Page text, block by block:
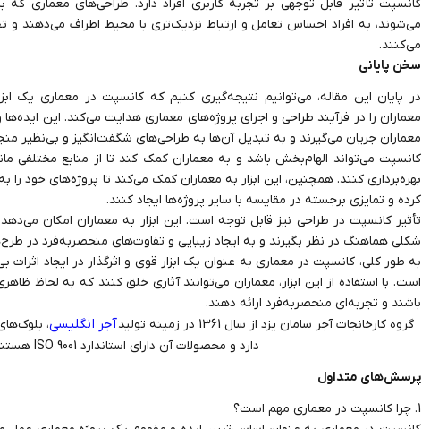
کانسپت تأثیر قابل توجهی بر تجربه کاربری افراد دارد. طراحی‌های معماری
می‌شوند، به افراد احساس تعامل و ارتباط نزدیک‌تری با محیط اطراف می‌دهند و
می‌کنند.
سخن پایانی
در پایان این مقاله، می‌توانیم نتیجه‌گیری کنیم که کانسپت در معماری یک
معماران را در فرآیند طراحی و اجرای پروژه‌های معماری هدایت می‌کند. این
معماران جریان می‌گیرند و به تبدیل آن‌ها به طراحی‌های شگفت‌انگیز و بی‌نظیر
کانسپت می‌تواند الهام‌بخش باشد و به معماران کمک کند تا از منابع مختلفی
بهره‌برداری کنند. همچنین، این ابزار به معماران کمک می‌کند تا پروژه‌های خود
کرده و تمایزی برجسته در مقایسه با سایر پروژه‌ها ایجاد کنند.
تأثیر کانسپت در طراحی نیز قابل توجه است. این ابزار به معماران امکان
شکلی هماهنگ در نظر بگیرند و به ایجاد زیبایی و تفاوت‌های منحصربه‌فرد در
به طور کلی، کانسپت در معماری به عنوان یک ابزار قوی و اثرگذار در ایجاد
است. با استفاده از این ابزار، معماران می‌توانند آثاری خلق کنند که به لحاظ
باشند و تجربه‌ای منحصربه‌فرد ارائه دهند.
گروه کارخانجات آجر سامان یزد از سال 1361 در زمینه تولید
آجر انگلیسی،
دارد و محصولات آن دارای استاندارد ISO 9001 هستند.
پرسش‌های متداول
1. چرا کانسپت در معماری مهم است؟